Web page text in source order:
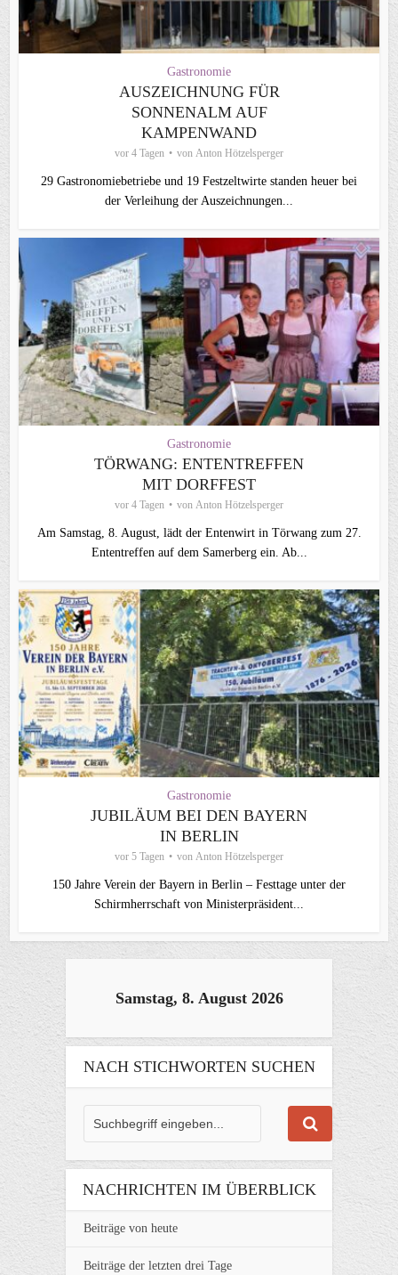
Gastronomie
AUSZEICHNUNG FÜR
SONNENALM AUF
KAMPENWAND
vor 4 Tagen von Anton Hötzelsperger
29 Gastronomiebetriebe und 19 Festzeltwirte standen heuer bei
der Verleihung der Auszeichnungen...
Gastronomie
TÖRWANG: ENTENTREFFEN
MIT DORFFEST
vor 4 Tagen von Anton Hötzelsperger
Am Samstag, 8. August, lädt der Entenwirt in Törwang zum 27.
Ententreffen auf dem Samerberg ein. Ab...
Gastronomie
JUBILÄUM BEI DEN BAYERN
IN BERLIN
vor 5 Tagen von Anton Hötzelsperger
150 Jahre Verein der Bayern in Berlin – Festtage unter der
Schirmherrschaft von Ministerpräsident...
Samstag, 8. August 2026
NACH STICHWORTEN SUCHEN
NACHRICHTEN IM ÜBERBLICK
Beiträge von heute
Beiträge der letzten drei Tage